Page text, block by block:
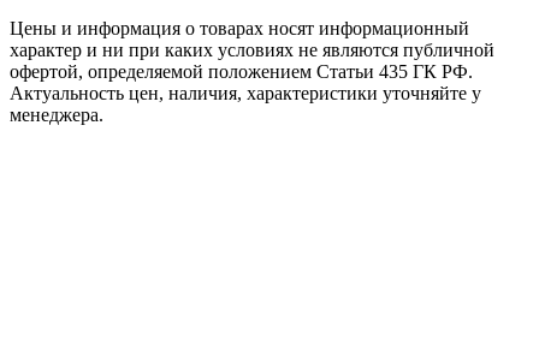
Цены и информация о товарах носят информационный
характер и ни при каких условиях не являются публичной
офертой, определяемой положением Статьи 435 ГК РФ.
Актуальность цен, наличия, характеристики уточняйте у
менеджера.